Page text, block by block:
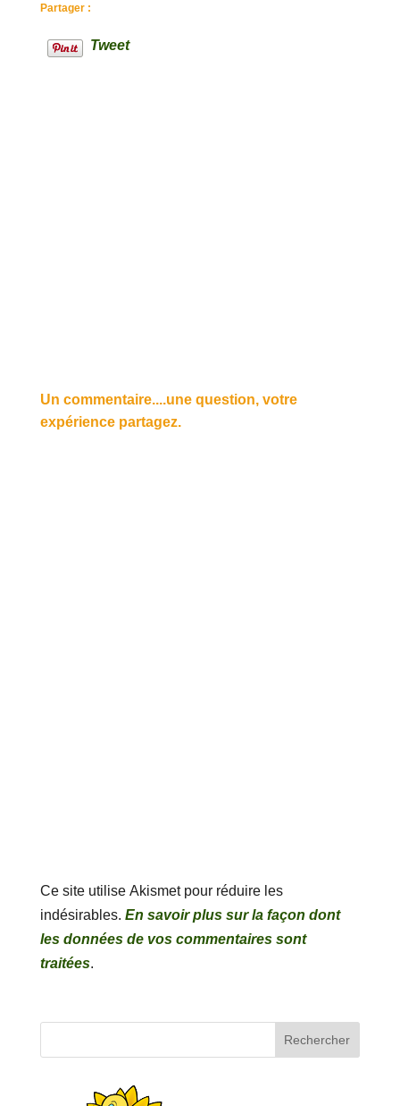
Partager :
Tweet
Un commentaire....une question, votre
expérience partagez.
Ce site utilise Akismet pour réduire les
indésirables. En savoir plus sur la façon dont
les données de vos commentaires sont
traitées.